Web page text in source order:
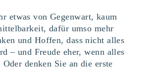
etwas von Gegenwart, kaum
dafür umso mehr
und Hoffen, dass nicht alles
– und Freude eher, wenn alles
denken Sie an die erste